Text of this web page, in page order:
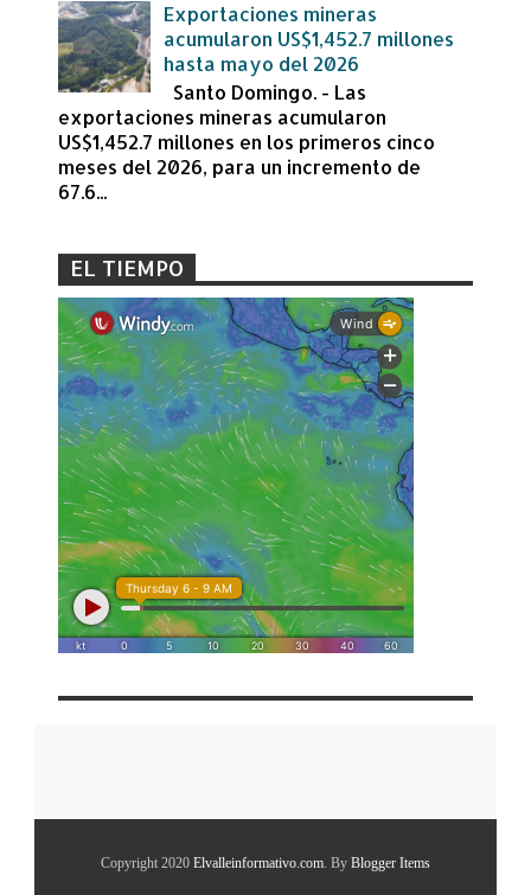
Exportaciones mineras
acumularon US$1,452.7 millones
hasta mayo del 2026
Santo Domingo. - Las
exportaciones mineras acumularon
US$1,452.7 millones en los primeros cinco
meses del 2026, para un incremento de
67.6...
EL TIEMPO
Copyright 2020 Elvalleinformativo.com . By Blogger Items